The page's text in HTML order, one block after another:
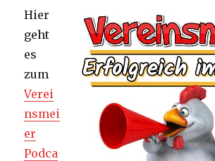
Hier
geht
es
zum
Verei
nsmei
er
Podca